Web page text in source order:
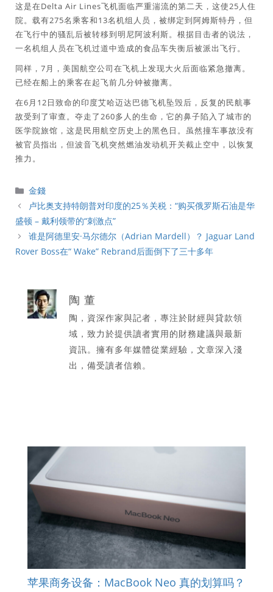
这是在Delta Air Lines飞机面临严重湍流的第二天，这使25人住
院。载有275名乘客和13名机组人员，被绑定到阿姆斯特丹，但
在飞行中的骚乱后被转移到明尼阿波利斯。根据目击者的说法，
一名机组人员在飞机过道中造成的食品车失衡后被派出飞行。
同样，7月，美国航空公司在飞机上发现大火后面临紧急撤离。
已经在船上的乘客在起飞前几分钟被撤离。
在6月12日致命的印度艾哈迈达巴德飞机坠毁后，反复的民航事
故受到了审查。夺走了260多人的生命，它的鼻子陷入了城市的
医学院旅馆，这是民用航空历史上的黑色日。虽然撞车事故没有
被官员指出，但波音飞机突然燃油发动机开关截止空中，以恢复
推力。
分
類
金錢
卢比奥支持特朗普对印度的25％关税：“购买俄罗斯石油是华
盛顿 – 戴利领带的“刺激点”
谁是阿德里安·马尔德尔（Adrian Mardell）？ Jaguar Land
Rover Boss在“ Wake” Rebrand后面倒下了三十多年
陶 董
陶，資深作家與記者，專注於財經與貸款領
域，致力於提供讀者實用的財務建議與最新
資訊。擁有多年媒體從業經驗，文章深入淺
出，備受讀者信賴。
苹果商务设备：MacBook Neo 真的划算吗？